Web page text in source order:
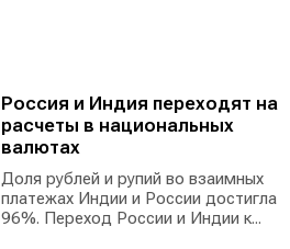
Россия и Индия переходят на
расчеты в национальных
валютах
Доля рублей и рупий во взаимных
платежах Индии и России достигла
96%. Переход России и Индии к...